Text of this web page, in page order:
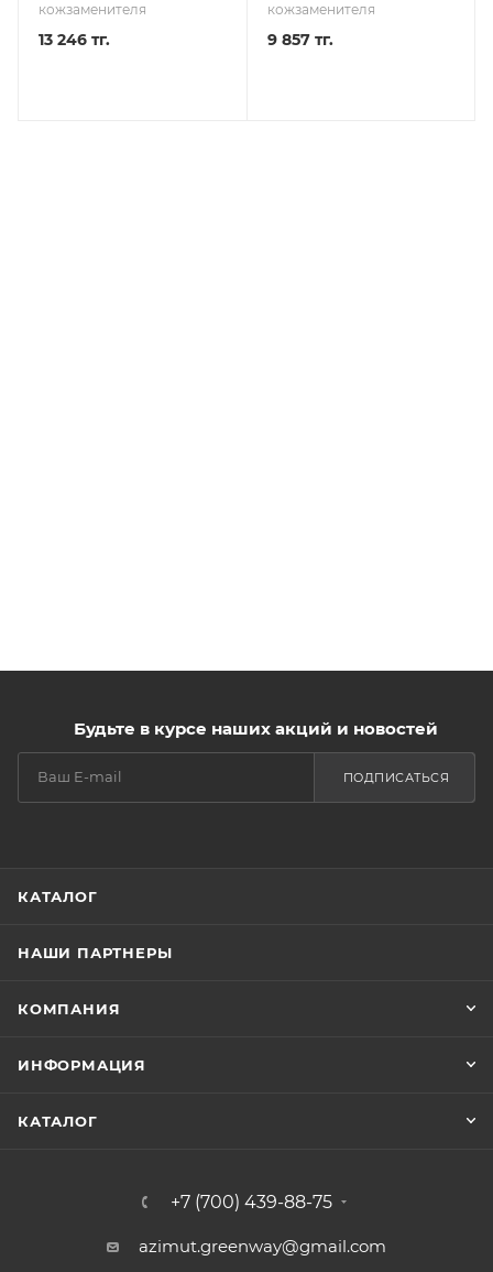
кожзаменителя
13 246 тг.
кожзаменителя
9 857 тг.
Будьте в курсе наших акций и новостей
ПОДПИСАТЬСЯ
КАТАЛОГ
НАШИ ПАРТНЕРЫ
КОМПАНИЯ
ИНФОРМАЦИЯ
КАТАЛОГ
+7 (700) 439-88-75
azimut.greenway@gmail.com